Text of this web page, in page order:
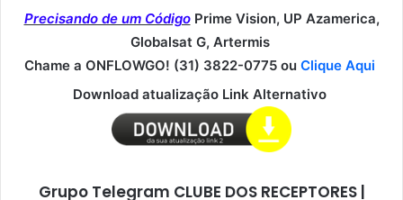
Precisando de um Código Prime Vision, UP Azamerica,
Globalsat G, Artermis
Chame a ONFLOWGO! (31) 3822-0775 ou Clique Aqui
Download atualização Link Alternativo
Grupo Telegram CLUBE DOS RECEPTORES |